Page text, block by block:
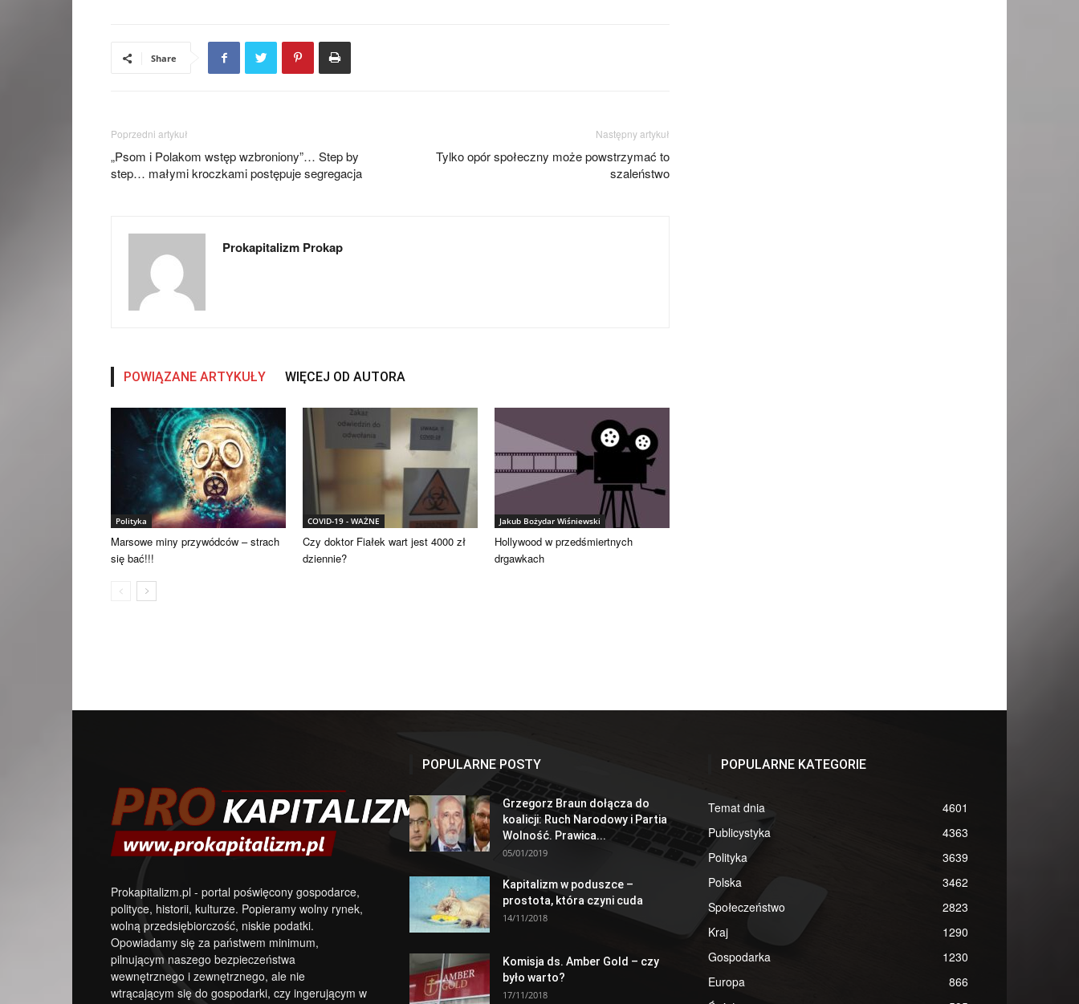
Share
Poprzedni artykuł
„Psom i Polakom wstęp wzbroniony”… Step by
step… małymi kroczkami postępuje segregacja
Następny artykuł
Tylko opór społeczny może powstrzymać to
szaleństwo
Prokapitalizm Prokap
POWIĄZANE ARTYKUŁY WIĘCEJ OD AUTORA
Polityka
Marsowe miny przywódców – strach
się bać!!!
COVID-19 - WAŻNE
Czy doktor Fiałek wart jest 4000 zł
dziennie?
Jakub Bożydar Wiśniewski
Hollywood w przedśmiertnych
drgawkach
Prokapitalizm.pl - portal poświęcony gospodarce,
polityce, historii, kulturze. Popieramy wolny rynek,
wolną przedsiębiorczość, niskie podatki.
Opowiadamy się za państwem minimum,
pilnującym naszego bezpieczeństwa
wewnętrznego i zewnętrznego, ale nie
wtrącającym się do gospodarki, czy ingerującym w
POPULARNE POSTY
Grzegorz Braun dołącza do
koalicji: Ruch Narodowy i Partia
Wolność. Prawica...
05/01/2019
Kapitalizm w poduszce –
prostota, która czyni cuda
14/11/2018
Komisja ds. Amber Gold – czy
było warto?
17/11/2018
POPULARNE KATEGORIE
Temat dnia
4601
Publicystyka
4363
Polityka
3639
Polska
3462
Społeczeństwo
2823
Kraj
1290
Gospodarka
1230
Europa
866